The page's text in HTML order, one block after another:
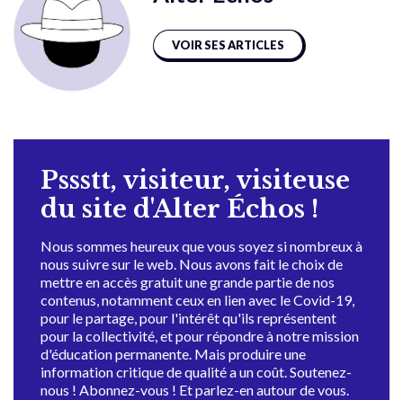
VOIR SES ARTICLES
Pssstt, visiteur, visiteuse
du site d'Alter Échos !
Nous sommes heureux que vous soyez si nombreux à
nous suivre sur le web. Nous avons fait le choix de
mettre en accès gratuit une grande partie de nos
contenus, notamment ceux en lien avec le Covid-19,
pour le partage, pour l'intérêt qu'ils représentent
pour la collectivité, et pour répondre à notre mission
d'éducation permanente. Mais produire une
information critique de qualité a un coût. Soutenez-
nous ! Abonnez-vous ! Et parlez-en autour de vous.